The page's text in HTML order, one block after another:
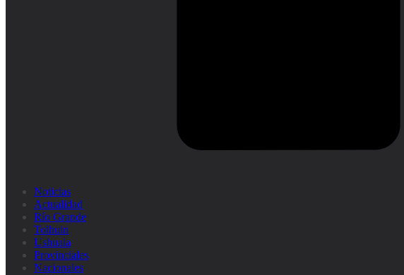
Noticias
Actualidad
Río Grande
Tolhuin
Ushuaia
Provinciales
Nacionales